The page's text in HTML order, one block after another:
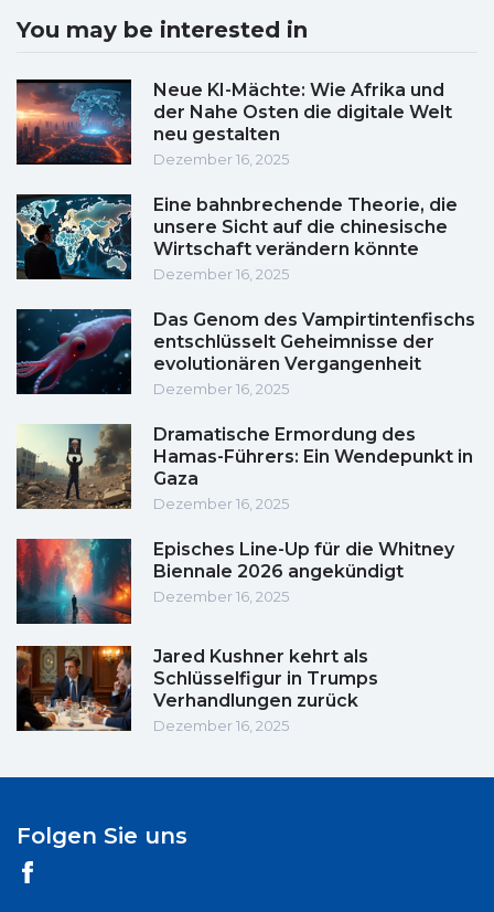
You may be interested in
Neue KI-Mächte: Wie Afrika und
der Nahe Osten die digitale Welt
neu gestalten
Dezember 16, 2025
Eine bahnbrechende Theorie, die
unsere Sicht auf die chinesische
Wirtschaft verändern könnte
Dezember 16, 2025
Das Genom des Vampirtintenfischs
entschlüsselt Geheimnisse der
evolutionären Vergangenheit
Dezember 16, 2025
Dramatische Ermordung des
Hamas-Führers: Ein Wendepunkt in
Gaza
Dezember 16, 2025
Episches Line-Up für die Whitney
Biennale 2026 angekündigt
Dezember 16, 2025
Jared Kushner kehrt als
Schlüsselfigur in Trumps
Verhandlungen zurück
Dezember 16, 2025
Folgen Sie uns